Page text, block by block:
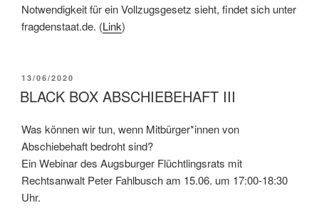
Notwendigkeit für ein Vollzugsgesetz sieht, findet sich unter
fragdenstaat.de. (Link)
13/06/2020
BLACK BOX ABSCHIEBEHAFT III
Was können wir tun, wenn Mitbürger*innen von
Abschiebehaft bedroht sind?
Ein Webinar des Augsburger Flüchtlingsrats mit
Rechtsanwalt Peter Fahlbusch am 15.06. um 17:00-18:30
Uhr.